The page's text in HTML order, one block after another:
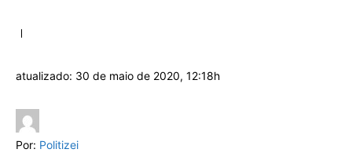
atualizado: 30 de maio de 2020, 12:18h
Por: Politizei